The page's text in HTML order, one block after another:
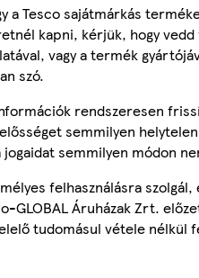
a Tesco sajátmárkás
kapni, kérjük, hogy vedd
vagy a termék
szó.
rendszeresen
semmilyen helytelen
semmilyen módon
felhasználásra szolgál,
GLOBAL Áruházak Zrt.
tudomásul vétele nélkül